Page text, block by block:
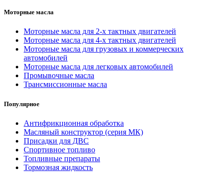
Моторные масла
Моторные масла для 2-х тактных двигателей
Моторные масла для 4-х тактных двигателей
Моторные масла для грузовых и коммерческих
автомобилей
Моторные масла для легковых автомобилей
Промывочные масла
Трансмиссионные масла
Популярное
Антифрикционная обработка
Масляный конструктор (серия МК)
Присадки для ДВС
Спортивное топливо
Топливные препараты
Тормозная жидкость